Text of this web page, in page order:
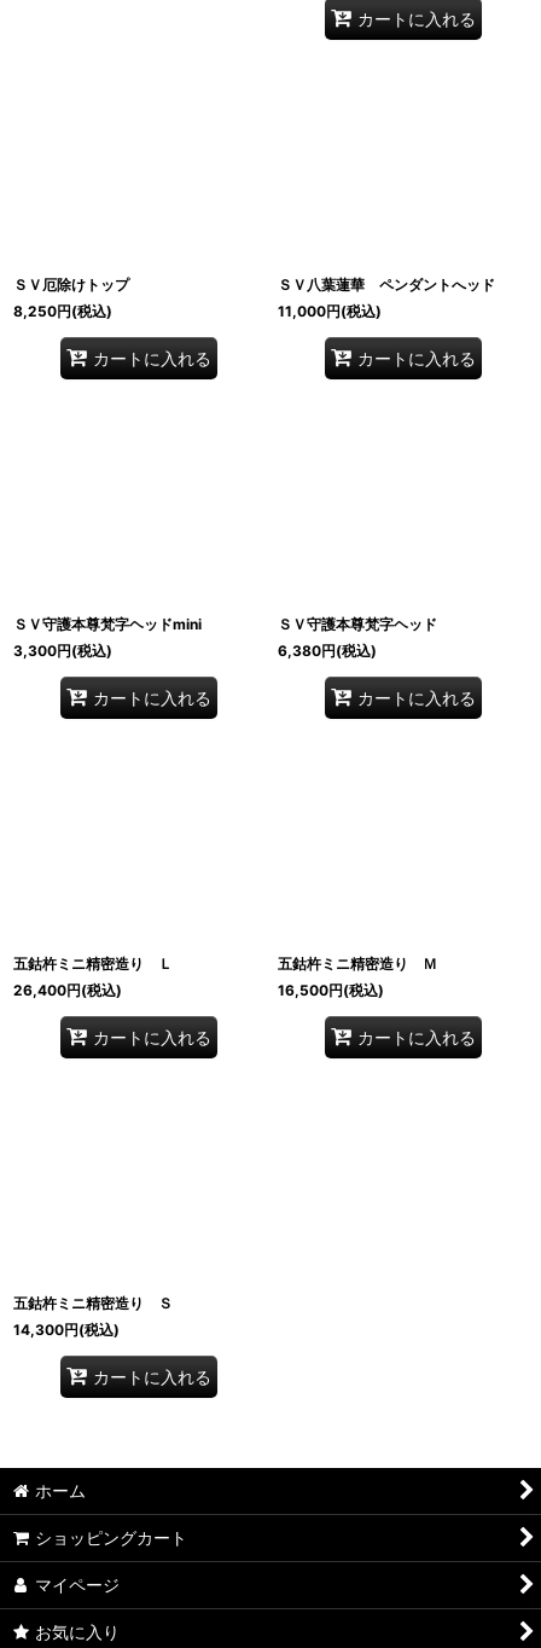
カートに入れる
ＳＶ厄除けトップ
8,250円(税込)
カートに入れる
ＳＶ八葉蓮華 ペンダントへッド
11,000円(税込)
カートに入れる
ＳＶ守護本尊梵字ヘッドmini
3,300円(税込)
カートに入れる
ＳＶ守護本尊梵字ヘッド
6,380円(税込)
カートに入れる
五鈷杵ミニ精密造り Ｌ
26,400円(税込)
カートに入れる
五鈷杵ミニ精密造り Ｍ
16,500円(税込)
カートに入れる
五鈷杵ミニ精密造り Ｓ
14,300円(税込)
カートに入れる
ホーム
ショッピングカート
マイページ
お気に入り